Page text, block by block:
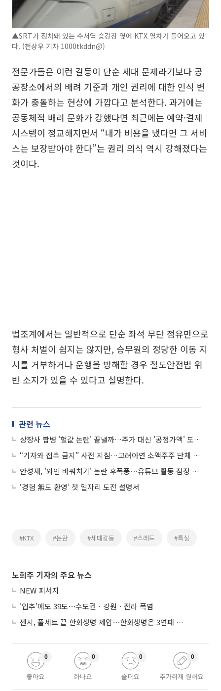
▲SRT가 정차돼 있는 수서역 승강장 옆에 KTX 열차가 들어오고 있
다. (천상우 기자 1000tkddn@)
전문가들은 이런 갈등이 단순 세대 문제라기보다 공
공장소에서의 배려 기준과 개인 권리에 대한 인식 변
화가 충돌하는 현상에 가깝다고 분석한다. 과거에는
공동체적 배려 문화가 강했다면 최근에는 예약·결제
시스템이 정교해지면서 “내가 비용을 냈다면 그 서비
스는 보장받아야 한다”는 권리 의식 역시 강해졌다는
것이다.
법조계에서는 일반적으로 단순 좌석 무단 점유만으로
형사 처벌이 쉽지는 않지만, 승무원의 정당한 이동 지
시를 거부하거나 운행을 방해할 경우 철도안전법 위
반 소지가 있을 수 있다고 설명한다.
관련 뉴스
상장사 합병 '헐값 논란' 끝낼까…주가 대신 '공정가액' 도입 자본시장법, 정무위 통과
“기자와 접촉 금지” 사전 지침…고려아연 소액주주 단체 배후설 논란
안성재, '와인 바꿔치기' 논란 후폭풍⋯유튜브 활동 잠정 중단
‘경험 無도 환영’ 첫 일자리 도전 설명서
#KTX #논란 #세대갈등 #스레드 #특실
노희주 기자의 주요 뉴스
NEW 피서지
'입추'에도 39도⋯수도권ㆍ강원ㆍ전라 폭염
젠지, 풀세트 끝 한화생명 제압⋯한화생명은 3연패 수렁
좋아요
0
화나요
0
슬퍼요
0
추가취재 원해요
0